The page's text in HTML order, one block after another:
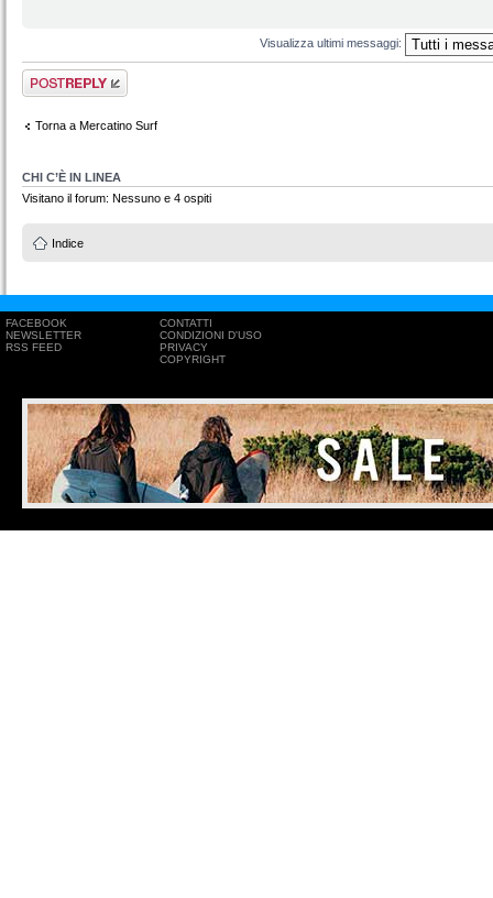
Visualizza ultimi messaggi:
Rispondi al
messaggio
Torna a Mercatino Surf
CHI C’È IN LINEA
Visitano il forum: Nessuno e 4 ospiti
Indice
FACEBOOK
NEWSLETTER
RSS FEED
CONTATTI
CONDIZIONI D'USO
PRIVACY
COPYRIGHT